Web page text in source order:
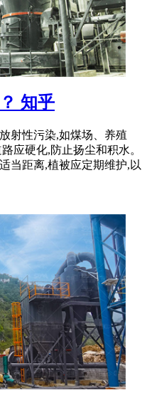
知乎
射性污染,如煤场、养殖
应硬化,防止扬尘和积水。
当距离,植被应定期维护,以